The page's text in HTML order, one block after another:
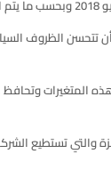
تتحسن الظروف
كبير لتتجاوز هذه
حل شامل لأزمة